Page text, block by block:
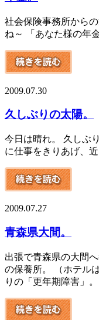
社会保険事務所から
ね～ 「あなた様の年
2009.07.30
久しぶりの太陽。
今日は晴れ。 久しぶ
に仕事をきりあげ、
2009.07.27
青森県大間。
出張で青森県の大間
の保養所。 （ホテル
りの「更年期障害」。